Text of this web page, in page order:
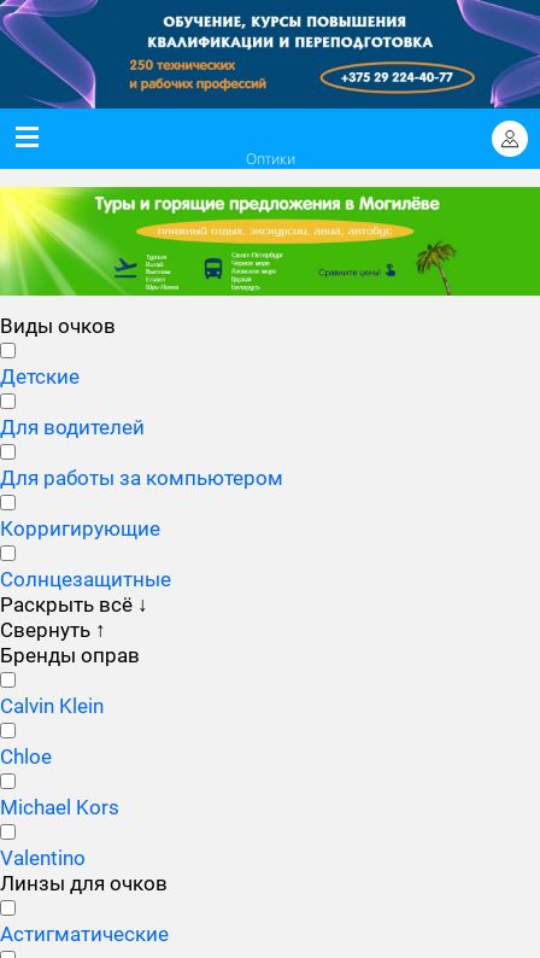
Оптики
Виды очков
Детские
Для водителей
Для работы за компьютером
Корригирующие
Солнцезащитные
Раскрыть всё ↓
Свернуть ↑
Бренды оправ
Calvin Klein
Chloe
Michael Kors
Valentino
Линзы для очков
Астигматические